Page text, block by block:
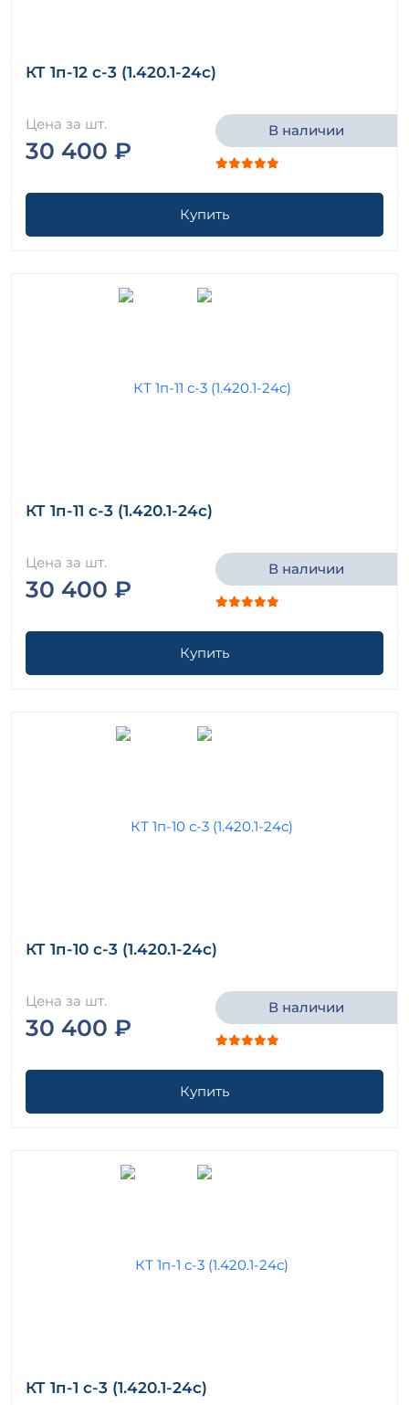
КТ 1п-12 с-3 (1.420.1-24с)
Цена за шт.
30 400 ₽
В наличии
Купить
КТ 1п-11 с-3 (1.420.1-24с)
Цена за шт.
30 400 ₽
В наличии
Купить
КТ 1п-10 с-3 (1.420.1-24с)
Цена за шт.
30 400 ₽
В наличии
Купить
КТ 1п-1 с-3 (1.420.1-24с)